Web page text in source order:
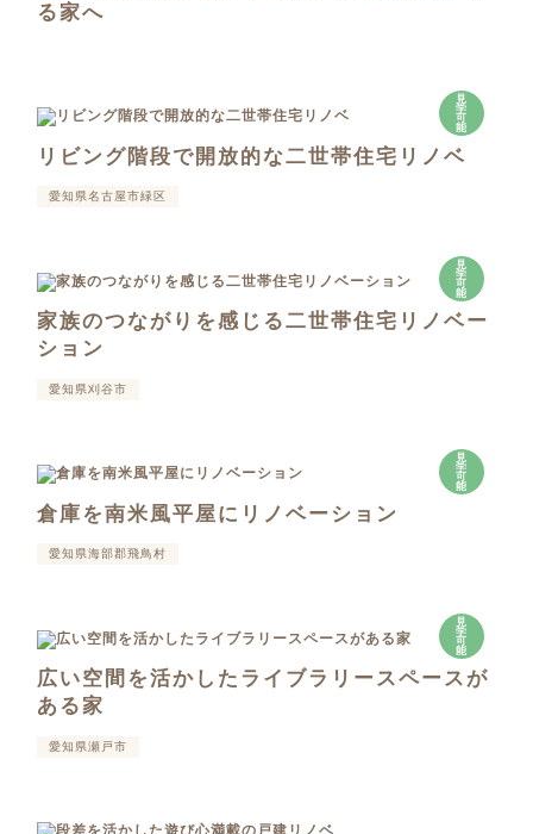
る家へ
見
学
可
能
リビング階段で開放的な二世帯住宅リノベ
愛知県名古屋市緑区
見
学
可
能
家族のつながりを感じる二世帯住宅リノベー
ション
愛知県刈谷市
見
学
可
能
倉庫を南米風平屋にリノベーション
愛知県海部郡飛鳥村
見
学
可
能
広い空間を活かしたライブラリースペースが
ある家
愛知県瀬戸市